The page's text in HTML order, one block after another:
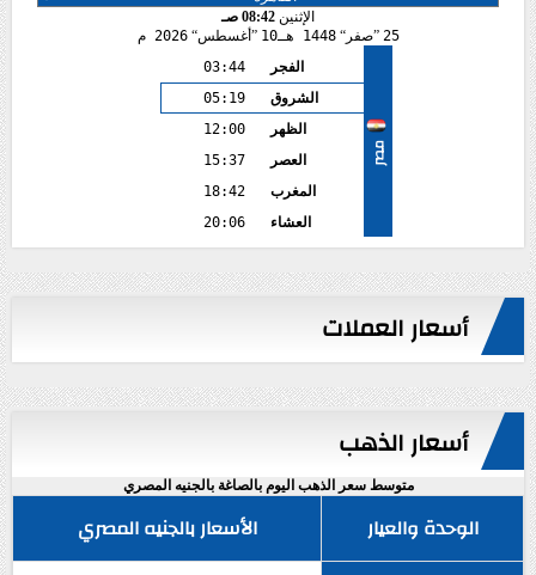
الإثنين 08:42 صـ
25
صفر 1448 هـ 10 أغسطس 2026 م
مصر
الفجر
03:44
الشروق
05:19
الظهر
12:00
العصر
15:37
المغرب
18:42
العشاء
20:06
أسعار العملات
أسعار الذهب
متوسط سعر الذهب اليوم بالصاغة بالجنيه المصري
الوحدة والعيار
الأسعار بالجنيه المصري